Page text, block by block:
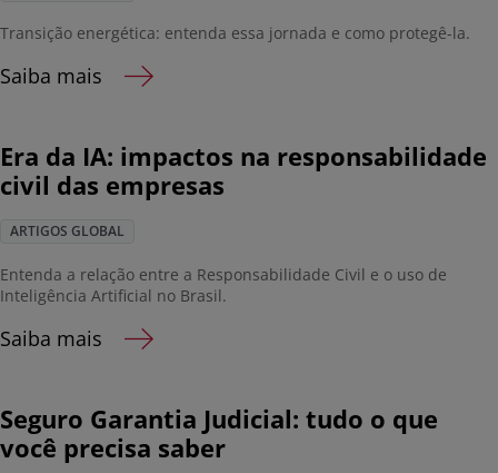
Transição energética: entenda essa jornada e como protegê-la.
Saiba mais
Era da IA: impactos na responsabilidade
civil das empresas
ARTIGOS GLOBAL
Entenda a relação entre a Responsabilidade Civil e o uso de
Inteligência Artificial no Brasil.
Saiba mais
Seguro Garantia Judicial: tudo o que
você precisa saber